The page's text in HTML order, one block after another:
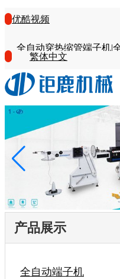
优酷视频
全自动穿热缩管端子机|
繁体中文
产品展示
全自动端子机